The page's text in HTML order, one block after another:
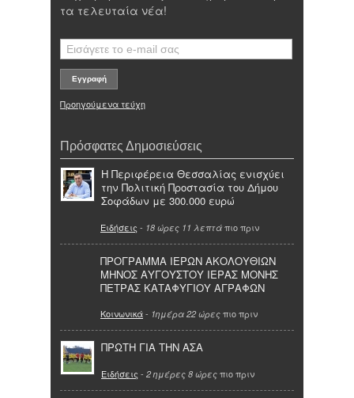
τα τελευταία νέα!
Προηγούμενα τεύχη
Πρόσφατες Δημοσιεύσεις
Η Περιφέρεια Θεσσαλίας ενισχύει
την Πολιτική Προστασία του Δήμου
Σοφάδων με 300.000 ευρώ
Ειδήσεις - 18 ώρες 11 λεπτά πιο πριν
ΠΡΟΓΡΑΜΜΑ ΙΕΡΩΝ ΑΚΟΛΟΥΘΙΩΝ
ΜΗΝΟΣ ΑΥΓΟΥΣΤΟΥ ΙΕΡΑΣ ΜΟΝΗΣ
ΠΕΤΡΑΣ ΚΑΤΑΦΥΓΙΟΥ ΑΓΡΑΦΩΝ
Κοινωνικά- 1ημέρα 22 ώρες πιο πριν
ΠΡΩΤΗ ΓΙΑ ΤΗΝ ΑΣΑ
Ειδήσεις - 2 ημέρες 8 ώρες πιο πριν